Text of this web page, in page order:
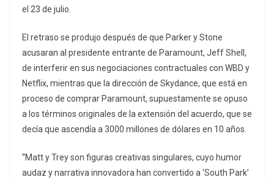
el 23 de julio.
El retraso se produjo después de que Parker y Stone
acusaran al presidente entrante de Paramount, Jeff Shell,
de interferir en sus negociaciones contractuales con WBD y
Netflix, mientras que la dirección de Skydance, que está en
proceso de comprar Paramount, supuestamente se opuso
a los términos originales de la extensión del acuerdo, que se
decía que ascendía a 3000 millones de dólares en 10 años.
“Matt y Trey son figuras creativas singulares, cuyo humor
audaz y narrativa innovadora han convertido a ‘South Park’